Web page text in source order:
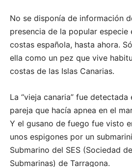
No se disponía de información
presencia de la popular especie
costas española, hasta ahora.
ella como un pez que vive
costas de las Islas Canarias.
La “vieja canaria” fue
pareja que hacía apnea en el
Y el gusano de fuego fue visto
unos espigones por un
Submarino del SES (Sociedad
Submarinas) de Tarragona.